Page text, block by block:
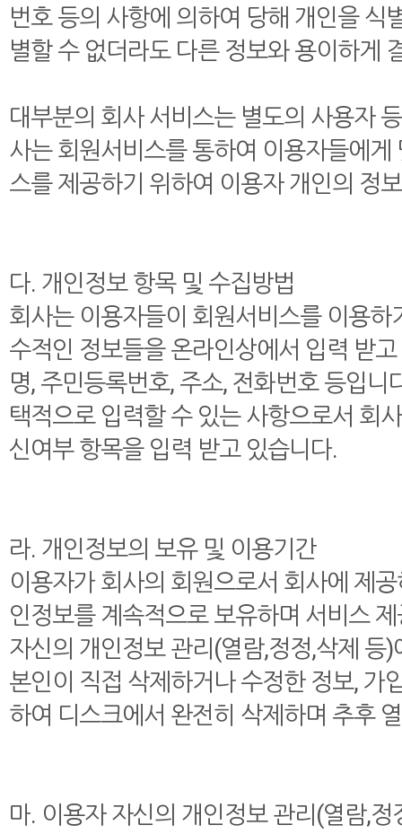
번호 등의 사항에 의하여 당해 개인을 식
별할 수 없더라도 다른 정보와 용이하게
대부분의 회사 서비스는 별도의 사용자
사는 회원서비스를 통하여 이용자들에
스를 제공하기 위하여 이용자 개인의 정
다. 개인정보 항목 및 수집방법
회사는 이용자들이 회원서비스를 이용
수적인 정보들을 온라인상에서 입력 받
명, 주민등록번호, 주소, 전화번호 등입
택적으로 입력할 수 있는 사항으로서 회
신여부 항목을 입력 받고 있습니다.
라. 개인정보의 보유 및 이용기간
이용자가 회사의 회원으로서 회사에 제
인정보를 계속적으로 보유하며 서비스
자신의 개인정보 관리(열람,정정,삭제 등
본인이 직접 삭제하거나 수정한 정보, 가
하여 디스크에서 완전히 삭제하며 추후
마. 이용자 자신의 개인정보 관리(열람,